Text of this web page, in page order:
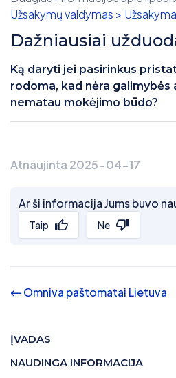
Užsakymų valdymas >
Dažniausiai
Ką daryti jei pasirinkus
rodoma, kad nėra
nematau mokėjimo būdo?
Atnaujinta 2025-04-17
Ar ši informacija Jums buvo
Taip Ne
Omniva paštomatai Lietuva
ĮVADAS
NAUDINGA INFORMACIJA